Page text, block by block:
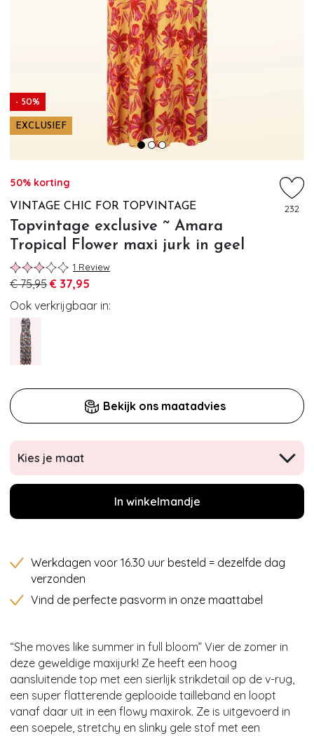
- 50%
EXCLUSIEF
50% korting
VINTAGE CHIC FOR TOPVINTAGE
Topvintage exclusive ~ Amara
Tropical Flower maxi jurk in geel
232
1 Review
€ 75,95 € 37,95
Ook verkrijgbaar in:
Bekijk ons maatadvies
Kies je maat
In winkelmandje
Werkdagen voor 16.30 uur besteld = dezelfde dag
verzonden
Vind de perfecte pasvorm in onze maattabel
“She moves like summer in full bloom” Vier de zomer in
deze geweldige maxijurk! Ze heeft een hoog
aansluitende top met een sierlijk strikdetail op de v-rug,
een super flatterende geplooide tailleband en loopt
vanaf daar uit in een flowy maxirok. Ze is uitgevoerd in
een soepele, stretchy en slinky gele stof met een